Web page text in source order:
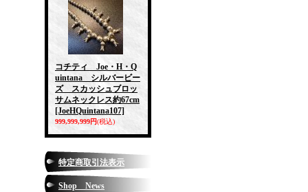
コチティ Joe・H・Q
uintana シルバービー
ズ スカッシュブロッ
サムネックレス約67cm
[JoeHQuintana107]
999,999,999円(税込)
特定商取引法表示
Shop News